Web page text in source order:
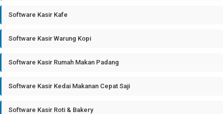
Software Kasir Kafe
Software Kasir Warung Kopi
Software Kasir Rumah Makan Padang
Software Kasir Kedai Makanan Cepat Saji
Software Kasir Roti & Bakery